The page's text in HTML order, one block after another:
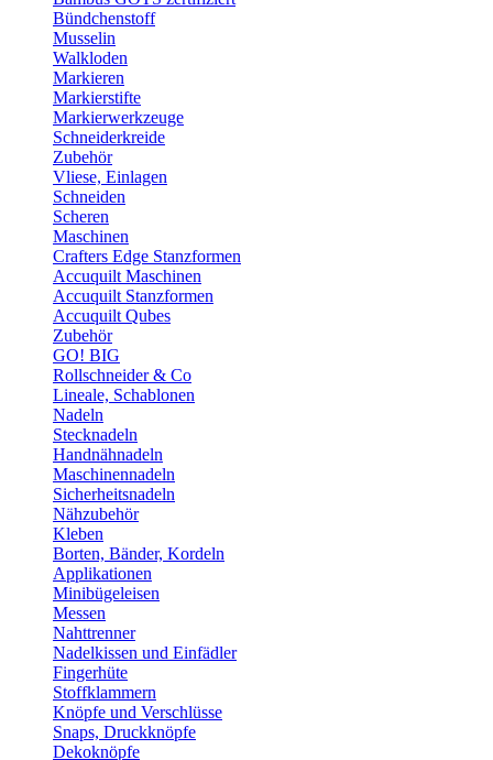
Bündchenstoff
Musselin
Walkloden
Markieren
Markierstifte
Markierwerkzeuge
Schneiderkreide
Zubehör
Vliese, Einlagen
Schneiden
Scheren
Maschinen
Crafters Edge Stanzformen
Accuquilt Maschinen
Accuquilt Stanzformen
Accuquilt Qubes
Zubehör
GO! BIG
Rollschneider & Co
Lineale, Schablonen
Nadeln
Stecknadeln
Handnähnadeln
Maschinennadeln
Sicherheitsnadeln
Nähzubehör
Kleben
Borten, Bänder, Kordeln
Applikationen
Minibügeleisen
Messen
Nahttrenner
Nadelkissen und Einfädler
Fingerhüte
Stoffklammern
Knöpfe und Verschlüsse
Snaps, Druckknöpfe
Dekoknöpfe